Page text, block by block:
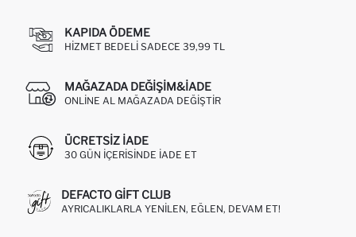
KAPIDA ÖDEME
HIZMET BEDELI SADECE 39,99 TL
MAĞAZADA DEĞIŞIM&İADE
ONLINE AL MAĞAZADA DEĞIŞTIR
ÜCRETSIZ IADE
30 GÜN IÇERISINDE IADE ET
DEFACTO GIFT CLUB
AYRICALIKLARLA YENILEN, EĞLEN, DEVAM ET!